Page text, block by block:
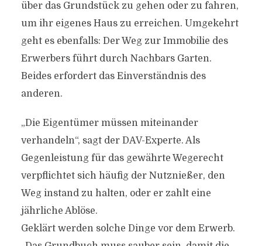
über das Grundstück zu gehen oder zu fahren,
um ihr eigenes Haus zu erreichen. Umgekehrt
geht es ebenfalls: Der Weg zur Immobilie des
Erwerbers führt durch Nachbars Garten.
Beides erfordert das Einverständnis des
anderen.
„Die Eigentümer müssen miteinander
verhandeln“, sagt der DAV-Experte. Als
Gegenleistung für das gewährte Wegerecht
verpflichtet sich häufig der Nutznießer, den
Weg instand zu halten, oder er zahlt eine
jährliche Ablöse.
Geklärt werden solche Dinge vor dem Erwerb.